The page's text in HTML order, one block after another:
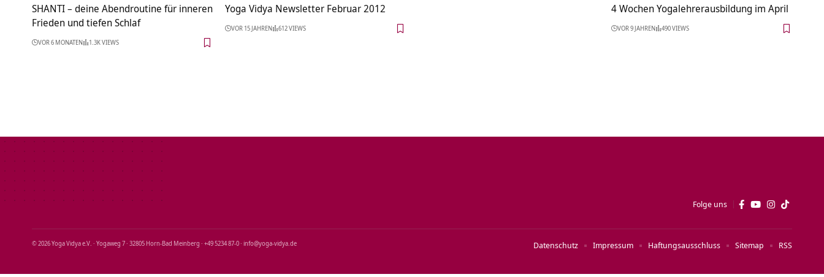
SHANTI – deine Abendroutine für inneren
Frieden und tiefen Schlaf
VOR 6 MONATEN 1.3K VIEWS
Yoga Vidya Newsletter Februar 2012
VOR 15 JAHREN 612 VIEWS
4 Wochen Yogalehrerausbildung im April
VOR 9 JAHREN 490 VIEWS
Folge uns
© 2026 Yoga Vidya e.V. · Yogaweg 7 · 32805 Horn‑Bad Meinberg · +49 5234 87‑0 · info@yoga‑vidya.de Datenschutz Impressum Haftungsausschluss Sitemap RSS